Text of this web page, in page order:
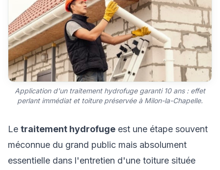
Application d'un traitement hydrofuge garanti 10 ans : effet
perlant immédiat et toiture préservée à Milon-la-Chapelle.
Le traitement hydrofuge est une étape souvent
méconnue du grand public mais absolument
essentielle dans l'entretien d'une toiture située